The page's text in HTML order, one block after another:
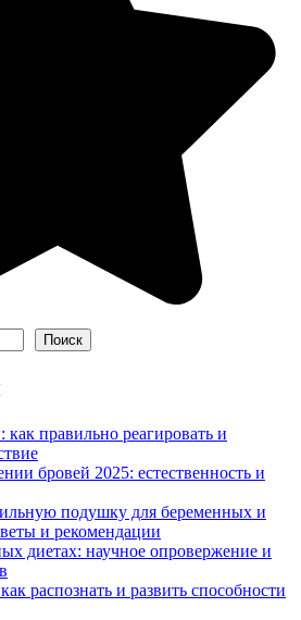
Поиск
как правильно реагировать и
бровей 2025: естественность и
подушку для беременных и
и рекомендации
диетах: научное опровержение и
распознать и развить способности